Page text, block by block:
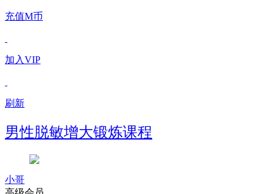
充值M币
加入VIP
刷新
男性脱敏增大锻炼课程
小哥